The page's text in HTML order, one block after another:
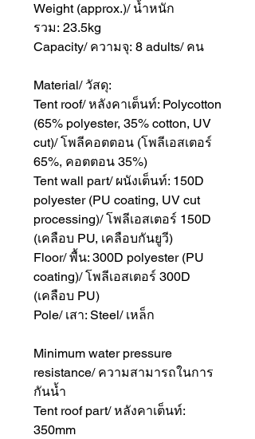
Weight (approx.)/ น้ำหนัก
รวม: 23.5kg
Capacity/ ความจุ: 8 adults/ คน
Material/ วัสดุ:
Tent roof/ หลังคาเต็นท์: Polycotton
(65% polyester, 35% cotton, UV
cut)/ โพลีคอตตอน (โพลีเอสเตอร์
65%, คอตตอน 35%)
Tent wall part/ ผนังเต็นท์: 150D
polyester (PU coating, UV cut
processing)/ โพลีเอสเตอร์ 150D
(เคลือบ PU, เคลือบกันยูวี)
Floor/ พื้น: 300D polyester (PU
coating)/ โพลีเอสเตอร์ 300D
(เคลือบ PU)
Pole/ เสา: Steel/ เหล็ก
Minimum water pressure
resistance/ ความสามารถในการ
กันน้ำ
Tent roof part/ หลังคาเต็นท์:
350mm